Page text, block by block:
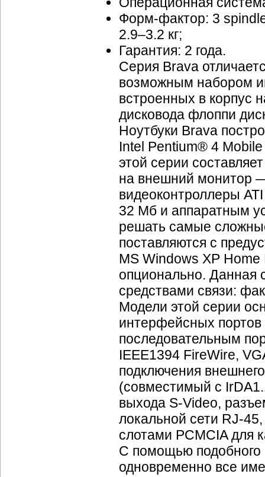
Форм-фактор: 3
2.9–3.2 кг;
Гарантия: 2 года.
Серия Brava
возможным набором
встроенных в корпус
дисковода флоппи
Ноутбуки Brava
Intel Pentium® 4
этой серии
на внешний монитор
видеоконтроллеры
32 Mб и аппаратным
решать самые
поставляются с
MS Windows XP Home
опционально. Данная
средствами связи:
Модели этой серии
интерфейсных
последовательным
IEEE1394 FireWire,
подключения
(совместимый с
выхода S-Video,
локальной сети RJ-
слотами PCMCIA для
С помощью подобного
одновременно все